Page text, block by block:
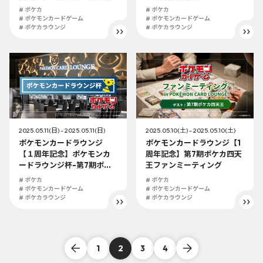
# ポケカ
# ポケモンカードゲーム
# ポケカラウンジ
# ポケカ
# ポケモンカードゲーム
# ポケカラウンジ
2025.05.11(日) - 2025.05.11(日)
ポケモンカードラウンジ
【１周年記念】ポケモンカ
ードラウンジ杯-第7期ポケ
カ四天王参戦！-
# ポケカ
# ポケモンカードゲーム
# ポケカラウンジ
2025.05.10(土) - 2025.05.10(土)
ポケモンカードラウンジ【1
周年記念】第7期ポケカ四天
王ファンミーティング
# ポケカ
# ポケモンカードゲーム
# ポケカラウンジ
1 2 3 4